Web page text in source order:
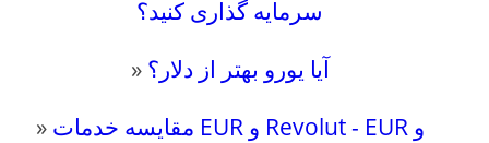
سرمایه گذاری کنید؟
» آیا یورو بهتر از دلار؟
» مقایسه خدمات EUR و Revolut - EUR و